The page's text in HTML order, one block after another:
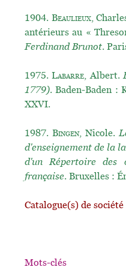
1904. Beaulieux,
antérieurs au «
Ferdinand Brunot.
1975.Labarre, Albert.
1779). Baden-Baden :
XXVI.
1987. Bingen, Nicole.
d'enseignement de la
d'un Répertoire des
française. Bruxelles :
Catalogue(s) de
Mots-clés